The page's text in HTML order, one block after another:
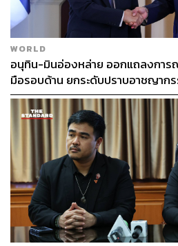
WORLD
อนุทิน-มินอ่องหล่าย ออกแถลงการ
มือรอบด้าน ยกระดับปราบอาชญาก
หมอกควัน-มลพิษทางน้ำ